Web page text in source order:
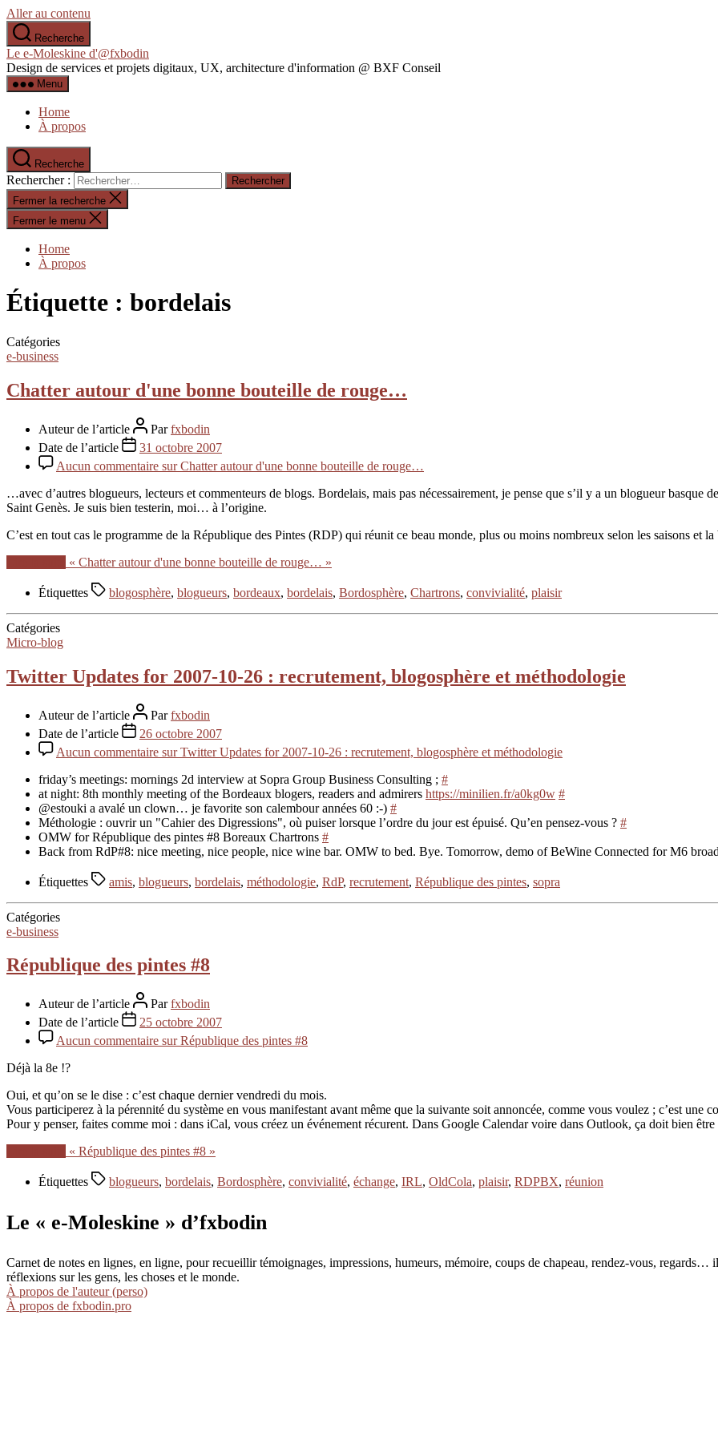
Aller au contenu
Recherche
Le e-Moleskine d'@fxbodin
Design de services et projets digitaux, UX, architecture d'information @ BXF Conseil
Menu
Home
À propos
Recherche
Rechercher :
Fermer la recherche
Fermer le menu
Home
À propos
Étiquette : bordelais
Catégories
e-business
Chatter autour d'une bonne bouteille de rouge…
Auteur de l’article Parfxbodin
Date de l’article
31 octobre 2007
Aucun commentaire sur Chatter autour d'une bonne bouteille de rouge…
…avec d’autres blogueurs, lecteurs et commenteurs de blogs. Bordelais, mais pas nécessairement, je pense que s’il y a un blogueur basque
Saint Genès. Je suis bien testerin, moi… à l’origine.
C’est en tout cas le programme de la République des Pintes (RDP) qui réunit ce beau monde, plus ou moins nombreux selon les saisons et
« Chatter autour d'une bonne bouteille de rouge… »
Étiquettes blogosphère, blogueurs, bordeaux, bordelais, Bordosphère, Chartrons, convivialité, plaisir
Catégories
Micro-blog
Twitter Updates for 2007-10-26 : recrutement, blogosphère et méthodologie
Auteur de l’article Parfxbodin
Date de l’article
26 octobre 2007
Aucun commentaire sur Twitter Updates for 2007-10-26 : recrutement, blogosphère et méthodologie
friday’s meetings: mornings 2d interview at Sopra Group Business Consulting ; #
at night: 8th monthly meeting of the Bordeaux blogers, readers and admirers https://minilien.fr/a0kg0w #
@estouki a avalé un clown… je favorite son calembour années 60 :-) #
Méthologie : ouvrir un "Cahier des Digressions", où puiser lorsque l’ordre du jour est épuisé. Qu’en pensez-vous ? #
OMW for République des pintes #8 Boreaux Chartrons #
Back from RdP#8: nice meeting, nice people, nice wine bar. OMW to bed. Bye. Tomorrow, demo of BeWine Connected for M6
Étiquettes amis, blogueurs, bordelais, méthodologie, RdP, recrutement, République des pintes, sopra
Catégories
e-business
République des pintes #8
Auteur de l’article Parfxbodin
Date de l’article
25 octobre 2007
Aucun commentaire sur République des pintes #8
Déjà la 8e !?
Oui, et qu’on se le dise : c’est chaque dernier vendredi du mois.
Vous participerez à la pérennité du système en vous manifestant avant même que la suivante soit annoncée, comme vous voulez ; c’est une
Pour y penser, faites comme moi : dans iCal, vous créez un événement récurent. Dans Google Calendar voire dans Outlook, ça doit bien
« République des pintes #8 »
Étiquettes blogueurs, bordelais, Bordosphère, convivialité, échange, IRL, OldCola, plaisir, RDPBX, réunion
Le « e-Moleskine » d’fxbodin
Carnet de notes en lignes, en ligne, pour recueillir témoignages, impressions, humeurs, mémoire, coups de chapeau, rendez-vous,
réflexions sur les gens, les choses et le monde.
À propos de l'auteur (perso)
À propos de fxbodin.pro